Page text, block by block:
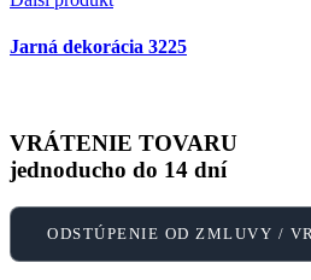
Jarná dekorácia 3225
VRÁTENIE TOVARU
jednoducho do 14 dní
ODSTÚPENIE OD ZMLUVY /